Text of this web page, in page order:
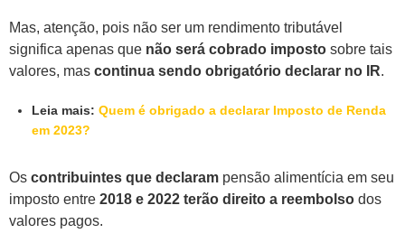
Mas, atenção, pois não ser um rendimento tributável
significa apenas que não será cobrado imposto sobre tais
valores, mas continua sendo obrigatório declarar no IR.
Leia mais: Quem é obrigado a declarar Imposto de Renda
em 2023?
Os contribuintes que declaram pensão alimentícia em seu
imposto entre 2018 e 2022 terão direito a reembolso dos
valores pagos.